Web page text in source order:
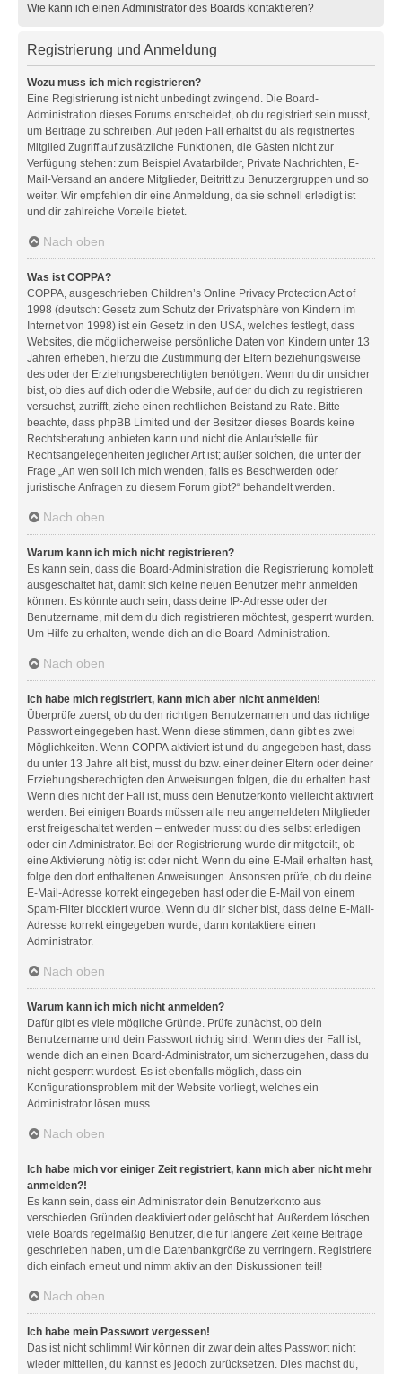
Wie kann ich einen Administrator des Boards kontaktieren?
Registrierung und Anmeldung
Wozu muss ich mich registrieren?
Eine Registrierung ist nicht unbedingt zwingend. Die Board-
Administration dieses Forums entscheidet, ob du registriert sein musst,
um Beiträge zu schreiben. Auf jeden Fall erhältst du als registriertes
Mitglied Zugriff auf zusätzliche Funktionen, die Gästen nicht zur
Verfügung stehen: zum Beispiel Avatarbilder, Private Nachrichten, E-
Mail-Versand an andere Mitglieder, Beitritt zu Benutzergruppen und so
weiter. Wir empfehlen dir eine Anmeldung, da sie schnell erledigt ist
und dir zahlreiche Vorteile bietet.
Nach oben
Was ist COPPA?
COPPA, ausgeschrieben Children’s Online Privacy Protection Act of
1998 (deutsch: Gesetz zum Schutz der Privatsphäre von Kindern im
Internet von 1998) ist ein Gesetz in den USA, welches festlegt, dass
Websites, die möglicherweise persönliche Daten von Kindern unter 13
Jahren erheben, hierzu die Zustimmung der Eltern beziehungsweise
des oder der Erziehungsberechtigten benötigen. Wenn du dir unsicher
bist, ob dies auf dich oder die Website, auf der du dich zu registrieren
versuchst, zutrifft, ziehe einen rechtlichen Beistand zu Rate. Bitte
beachte, dass phpBB Limited und der Besitzer dieses Boards keine
Rechtsberatung anbieten kann und nicht die Anlaufstelle für
Rechtsangelegenheiten jeglicher Art ist; außer solchen, die unter der
Frage „An wen soll ich mich wenden, falls es Beschwerden oder
juristische Anfragen zu diesem Forum gibt?“ behandelt werden.
Nach oben
Warum kann ich mich nicht registrieren?
Es kann sein, dass die Board-Administration die Registrierung komplett
ausgeschaltet hat, damit sich keine neuen Benutzer mehr anmelden
können. Es könnte auch sein, dass deine IP-Adresse oder der
Benutzername, mit dem du dich registrieren möchtest, gesperrt wurden.
Um Hilfe zu erhalten, wende dich an die Board-Administration.
Nach oben
Ich habe mich registriert, kann mich aber nicht anmelden!
Überprüfe zuerst, ob du den richtigen Benutzernamen und das richtige
Passwort eingegeben hast. Wenn diese stimmen, dann gibt es zwei
Möglichkeiten. Wenn COPPA aktiviert ist und du angegeben hast, dass
du unter 13 Jahre alt bist, musst du bzw. einer deiner Eltern oder deiner
Erziehungsberechtigten den Anweisungen folgen, die du erhalten hast.
Wenn dies nicht der Fall ist, muss dein Benutzerkonto vielleicht aktiviert
werden. Bei einigen Boards müssen alle neu angemeldeten Mitglieder
erst freigeschaltet werden – entweder musst du dies selbst erledigen
oder ein Administrator. Bei der Registrierung wurde dir mitgeteilt, ob
eine Aktivierung nötig ist oder nicht. Wenn du eine E-Mail erhalten hast,
folge den dort enthaltenen Anweisungen. Ansonsten prüfe, ob du deine
E-Mail-Adresse korrekt eingegeben hast oder die E-Mail von einem
Spam-Filter blockiert wurde. Wenn du dir sicher bist, dass deine E-Mail-
Adresse korrekt eingegeben wurde, dann kontaktiere einen
Administrator.
Nach oben
Warum kann ich mich nicht anmelden?
Dafür gibt es viele mögliche Gründe. Prüfe zunächst, ob dein
Benutzername und dein Passwort richtig sind. Wenn dies der Fall ist,
wende dich an einen Board-Administrator, um sicherzugehen, dass du
nicht gesperrt wurdest. Es ist ebenfalls möglich, dass ein
Konfigurationsproblem mit der Website vorliegt, welches ein
Administrator lösen muss.
Nach oben
Ich habe mich vor einiger Zeit registriert, kann mich aber nicht mehr
anmelden?!
Es kann sein, dass ein Administrator dein Benutzerkonto aus
verschieden Gründen deaktiviert oder gelöscht hat. Außerdem löschen
viele Boards regelmäßig Benutzer, die für längere Zeit keine Beiträge
geschrieben haben, um die Datenbankgröße zu verringern. Registriere
dich einfach erneut und nimm aktiv an den Diskussionen teil!
Nach oben
Ich habe mein Passwort vergessen!
Das ist nicht schlimm! Wir können dir zwar dein altes Passwort nicht
wieder mitteilen, du kannst es jedoch zurücksetzen. Dies machst du,